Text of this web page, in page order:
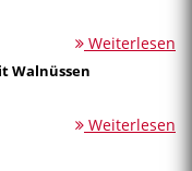
Weiterlesen
Walnüssen
Weiterlesen